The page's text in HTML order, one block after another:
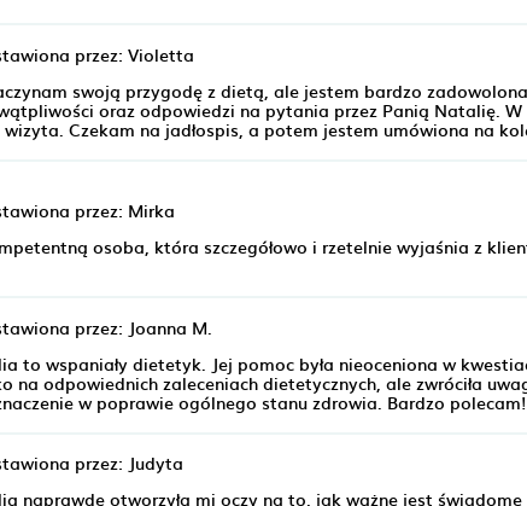
przez: Violetta
swoją przygodę z dietą, ale jestem bardzo
oraz odpowiedzi na pytania przez Panią Natalię.
wizyta. Czekam na jadłospis, a potem jestem umówiona na
przez: Mirka
osoba, która szczegółowo i rzetelnie wyjaśnia z
przez: Joanna M.
to wspaniały dietetyk. Jej pomoc była nieoceniona w
na odpowiednich zaleceniach dietetycznych, ale zwróciła
w poprawie ogólnego stanu zdrowia. Bardzo polecam!
przez: Judyta
naprawdę otworzyła mi oczy na to, jak ważne jest